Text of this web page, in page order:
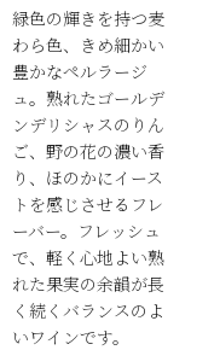
緑色の輝きを持つ麦
わら色、きめ細かい
豊かなペルラージ
ュ。熟れたゴールデ
ンデリシャスのりん
ご、野の花の濃い香
り、ほのかにイース
トを感じさせるフレ
ーバー。フレッシュ
で、軽く心地よい熟
れた果実の余韻が長
く続くバランスのよ
いワインです。